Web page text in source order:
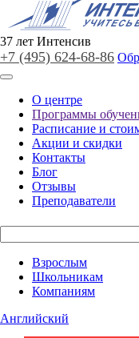
37 лет Интенсив
+7 (495) 624-68-86
О центре
Программы
Расписание и
Акции и скидки
Контакты
Блог
Отзывы
Преподаватели
Взрослым
Школьникам
Компаниям
Английский